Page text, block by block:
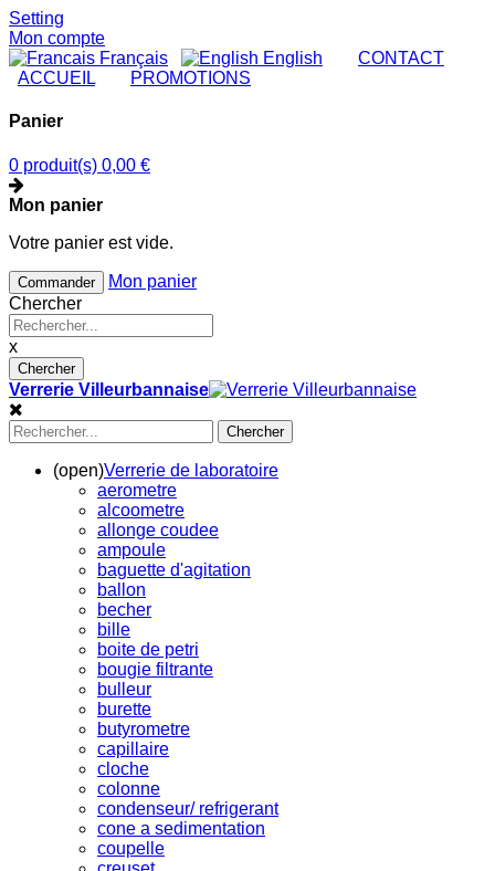
Setting
Mon compte
Français
English CONTACT
ACCUEIL
PROMOTIONS
Panier
0 produit(s) 0,00 €
Mon panier
Votre panier est vide.
Commander
Mon panier
Chercher
x
Chercher
Verrerie Villeurbannaise
Chercher
(open)Verrerie de laboratoire
aerometre
alcoometre
allonge coudee
ampoule
baguette d'agitation
ballon
becher
bille
boite de petri
bougie filtrante
bulleur
burette
butyrometre
capillaire
cloche
colonne
condenseur/ refrigerant
cone a sedimentation
coupelle